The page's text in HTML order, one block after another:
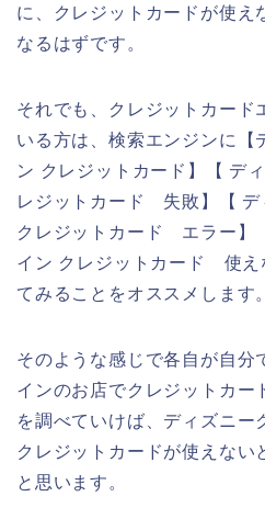
に、クレジットカードが使え
なるはずです。
それでも、クレジットカード
いる方は、検索エンジンに【
ン クレジットカード】【 デ
レジットカード 失敗】【 デ
クレジットカード エラー】
イン クレジットカード 使え
てみることをオススメします。
そのような感じで各自が自分
インのお店でクレジットカー
を調べていけば、ディズニー
クレジットカードが使えない
と思います。